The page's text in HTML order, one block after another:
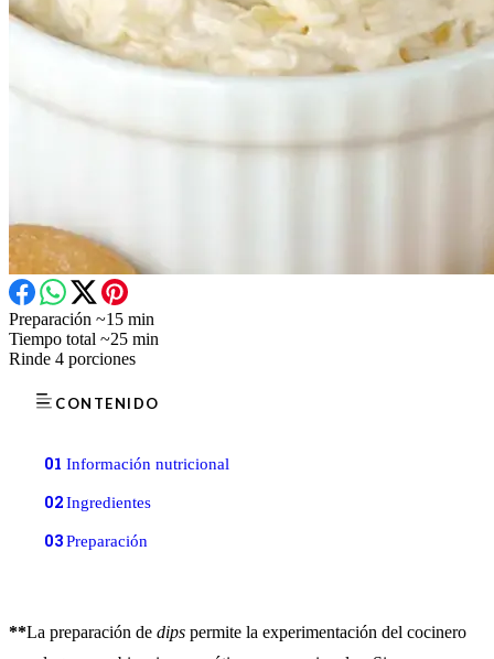
Preparación ~15 min
Tiempo total ~25 min
Rinde 4 porciones
CONTENIDO
01 Información nutricional
02Ingredientes
03Preparación
**La preparación de dips permite la experimentación del cocinero